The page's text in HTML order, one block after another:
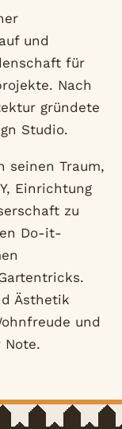
und
für
Nach
gründete
Studio.
seinen Traum,
Einrichtung
zu
Do-it-
Ästhetik
und
Note.